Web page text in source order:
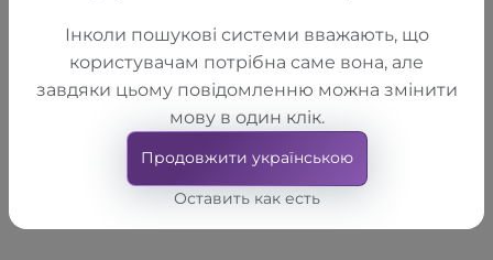
Інколи пошукові системи вважають, що
користувачам потрібна саме вона, але
завдяки цьому повідомленню можна змінити
мову в один клік.
Продовжити українською
Оставить как есть